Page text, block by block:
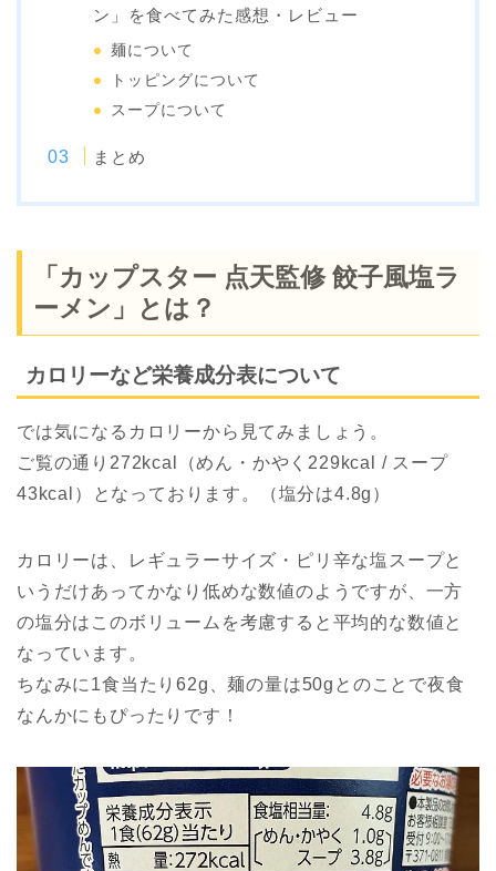
ン」を食べてみた感想・レビュー
麺について
トッピングについて
スープについて
まとめ
「カップスター 点天監修 餃子風塩ラ
ーメン」とは？
カロリーなど栄養成分表について
では気になるカロリーから見てみましょう。
ご覧の通り272kcal（めん・かやく229kcal / スープ
43kcal）となっております。（塩分は4.8g）
カロリーは、レギュラーサイズ・ピリ辛な塩スープと
いうだけあってかなり低めな数値のようですが、一方
の塩分はこのボリュームを考慮すると平均的な数値と
なっています。
ちなみに1食当たり62g、麺の量は50gとのことで夜食
なんかにもぴったりです！